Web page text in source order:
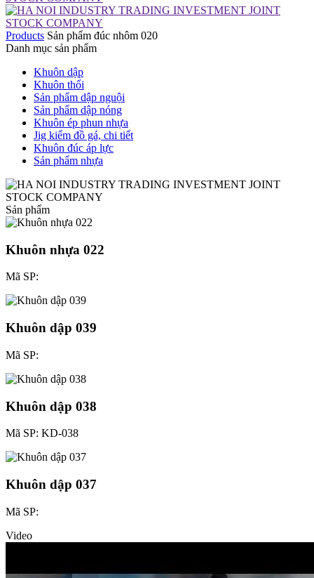
Products Sản phẩm đúc nhôm 020
Danh mục sản phẩm
Khuôn dập
Khuôn thổi
Sản phẩm dập nguội
Sản phẩm dập nóng
Khuôn ép phun nhựa
Jig kiểm đồ gá, chi tiết
Khuôn đúc áp lực
Sản phẩm nhựa
Sản phẩm
Khuôn nhựa 022
Mã SP:
Khuôn dập 039
Mã SP:
Khuôn dập 038
Mã SP: KD-038
Khuôn dập 037
Mã SP:
Video